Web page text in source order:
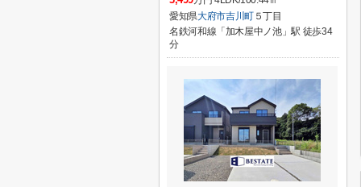
愛知県大府市吉川町５丁目
名鉄河和線「加木屋中ノ池」駅 徒歩34
分